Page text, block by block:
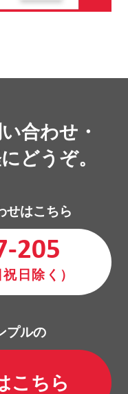
合わせ・
どうぞ。
せはこちら
205
祝日除く）
プルの
こちら